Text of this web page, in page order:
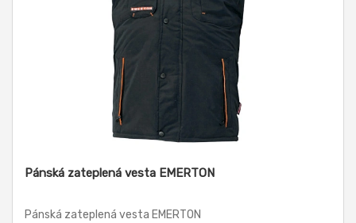
Pánská zateplená vesta EMERTON
Pánská zateplená vesta EMERTON